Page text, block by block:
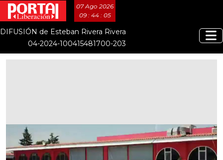
07 Ago 2026
09 : 44 : 05
DIFUSIÓN de Esteban Rivera Rivera
04-2024-100415481700-203